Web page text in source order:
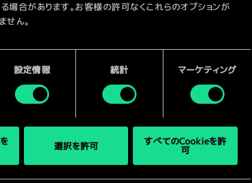
場合があります。お客様の許可なくこれらのオプションが
せん。
ォーマンスの変更点に関する詳細は、下記の「設定」メニ
設定情報 統計 マーケティング
選択を許可 すべてのCookieを許
可